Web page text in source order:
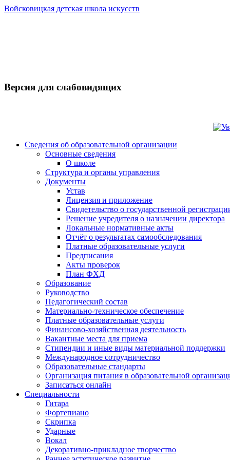
Войсковицкая детская школа искусств
Версия для слабовидящих
Сведения об образовательной организации
Основные сведения
О школе
Структура и органы управления
Документы
Устав
Лицензия и приложение
Свидетельство о государственной
Решение учредителя о назначении директора
Локальные нормативные акты
Отчёт о результатах самообследования
Платные образовательные услуги
Предписания
Акты проверок
План ФХД
Образование
Руководство
Педагогический состав
Материально-техническое обеспечение
Платные образовательные услуги
Финансово-хозяйственная деятельность
Вакантные места для приема
Стипендии и иные виды материальной поддержки
Международное сотрудничество
Образовательные стандарты
Организация питания в образовательной
Записаться онлайн
Специальности
Гитара
Фортепиано
Скрипка
Ударные
Вокал
Декоративно-прикладное творчество